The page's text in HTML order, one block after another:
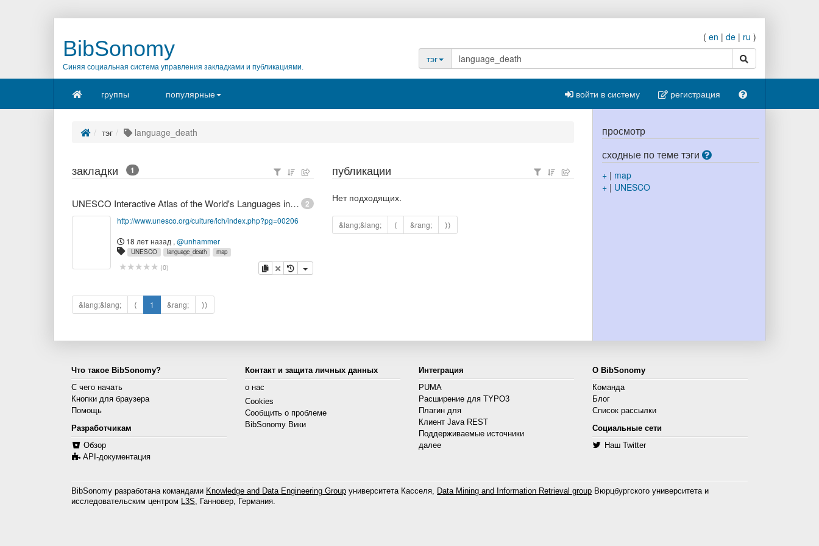
BibSonomy
Синяя социальная система управления закладками и публикациями.
( en | de | ru )
тэг
поиск
группы популярные войти в систему регистрация
тэг language_death
закладки 1
2
UNESCO Interactive Atlas of the World's Languages in Danger
http://www.unesco.org/culture/ich/index.php?pg=00206
18 лет назад , @unhammer
UNESCO language_death map
(0) копировать
удалить
&lang;&lang; ⟨ 1 &rang; ⟩⟩
публикации
Нет подходящих.
&lang;&lang; ⟨ &rang; ⟩⟩
просмотр
сходные по теме тэги
+| map
+| UNESCO
Что такое BibSonomy?
С чего начать
Кнопки для браузера
Помощь
Разработчикам
Обзор
API-документация
Контакт и защита личных данных
о нас
Cookies
Сообщить о проблеме
BibSonomy Вики
Интеграция
PUMA
Расширение для TYPO3
Плагин для
Клиент Java REST
Поддерживаемые источники
далее
О BibSonomy
Команда
Блог
Список рассылки
Социальные сети
Наш Twitter
BibSonomy разработана командами Knowledge and Data Engineering Group университета Касселя, Data Mining and Information Retrieval group Вюрцбургского университета и
исследовательским центром L3S, Ганновер, Германия.